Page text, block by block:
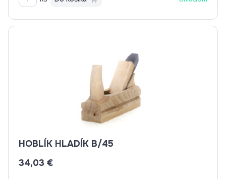
HOBLÍK HLADÍK B/45
34,03 €